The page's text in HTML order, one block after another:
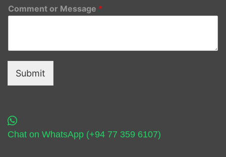
Comment or Message *
Submit
Chat on WhatsApp (+94 77 359 6107)